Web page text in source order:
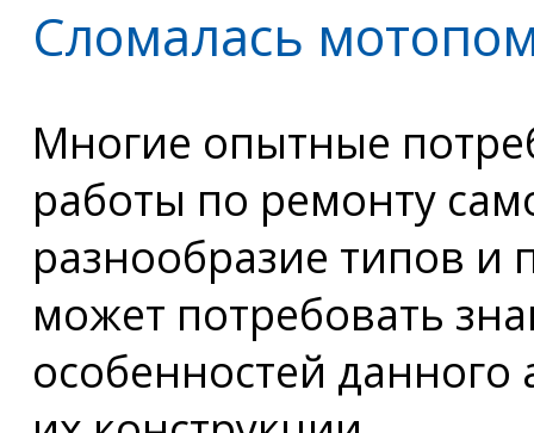
Сломалась
Многие опытные
работы по ремонту
разнообразие типов и
может потребовать
особенностей данного